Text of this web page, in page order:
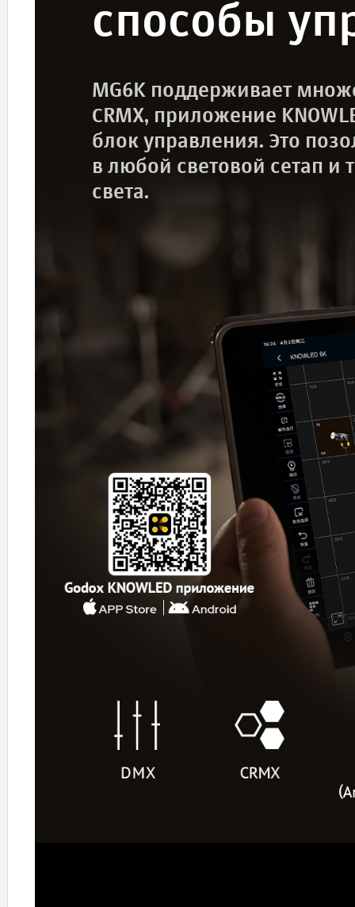
способы
MG6K поддерживает
CRMX, приложение
блок управления. Это
в любой световой сетап и
света.